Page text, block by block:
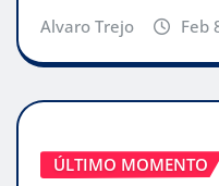
Alvaro Trejo Feb
ÚLTIMO MOMENTO